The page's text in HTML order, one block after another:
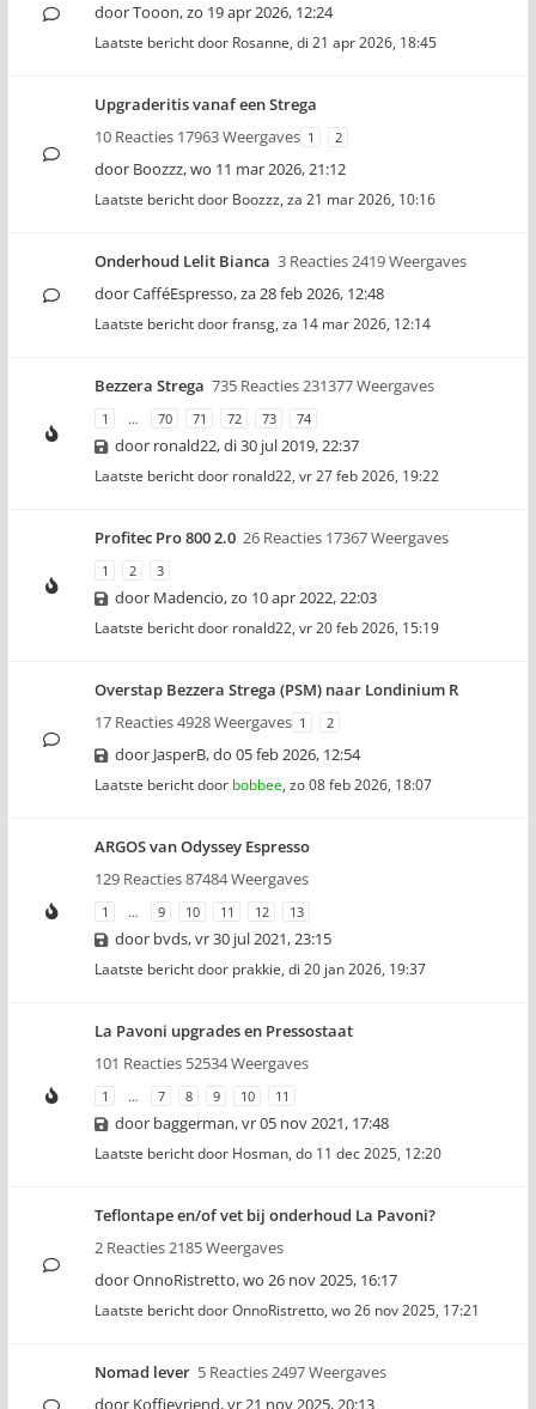
doorTooon,zo 19 apr 2026, 12:24
Laatste bericht door Rosanne, di 21 apr 2026, 18:45
Upgraderitis vanaf een Strega
10 Reacties 17963 Weergaves 1 2
door Boozzz,wo 11 mar 2026, 21:12
Laatste bericht door Boozzz, za 21 mar 2026, 10:16
Onderhoud Lelit Bianca 3 Reacties 2419 Weergaves
doorCafféEspresso,za 28 feb 2026, 12:48
Laatste bericht doorfransg, za 14 mar 2026, 12:14
Bezzera Strega 735 Reacties 231377 Weergaves
1 … 70 71 72 73 74
door ronald22,di 30 jul 2019, 22:37
Laatste bericht door ronald22, vr 27 feb 2026, 19:22
Profitec Pro 800 2.0 26 Reacties 17367 Weergaves
1 2 3
door Madencio,zo 10 apr 2022, 22:03
Laatste bericht door ronald22, vr 20 feb 2026, 15:19
Overstap Bezzera Strega (PSM) naar Londinium R
17 Reacties 4928 Weergaves 1 2
door JasperB,do 05 feb 2026, 12:54
Laatste bericht door bobbee, zo 08 feb 2026, 18:07
ARGOS van Odyssey Espresso
129 Reacties 87484 Weergaves
1 … 9 10 11 12 13
door bvds,vr 30 jul 2021, 23:15
Laatste bericht door prakkie, di 20 jan 2026, 19:37
La Pavoni upgrades en Pressostaat
101 Reacties 52534 Weergaves
1 … 7 8 9 10 11
door baggerman,vr 05 nov 2021, 17:48
Laatste bericht door Hosman, do 11 dec 2025, 12:20
Teflontape en/of vet bij onderhoud La Pavoni?
2 Reacties 2185 Weergaves
doorOnnoRistretto,wo 26 nov 2025, 16:17
Laatste bericht doorOnnoRistretto, wo 26 nov 2025, 17:21
Nomad lever 5 Reacties 2497 Weergaves
door Koffievriend,vr 21 nov 2025, 20:13